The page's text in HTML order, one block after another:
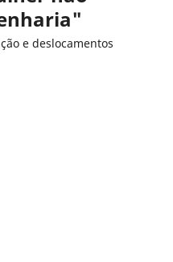
e deslocamentos